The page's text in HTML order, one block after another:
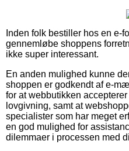
Inden folk bestiller hos en e-
gennemløbe shoppens
ikke super interessant.
En anden mulighed kunne
shoppen er godkendt af e-
for at webbutikken
lovgivning, samt at
specialister som har meget
en god mulighed for
dilemmaer i processen med